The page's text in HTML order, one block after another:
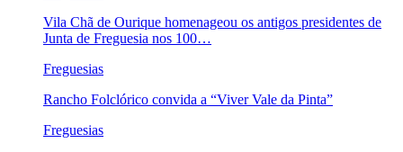
Vila Chã de Ourique homenageou os antigos presidentes de
Junta de Freguesia nos 100…
Freguesias
Rancho Folclórico convida a “Viver Vale da Pinta”
Freguesias